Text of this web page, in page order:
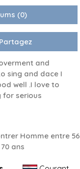
(0)
Partagez
and
sing and dace I
well .I love to
for serious
Homme entre 56
ans